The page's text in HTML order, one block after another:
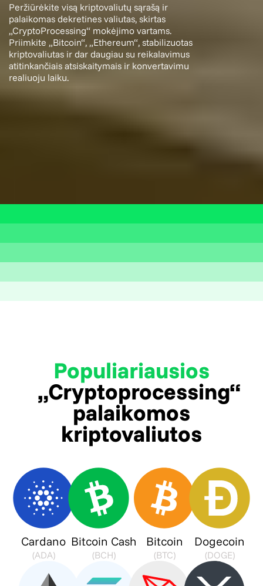
Peržiūrėkite visą kriptovaliutų sąrašą ir
palaikomas dekretines valiutas, skirtas
„CryptoProcessing“ mokėjimo vartams.
Priimkite „Bitcoin“, „Ethereum“, stabilizuotas
kriptovaliutas ir dar daugiau su reikalavimus
atitinkančiais atsiskaitymais ir konvertavimu
realiuoju laiku.
Populiariausios
„Cryptoprocessing“
palaikomos
kriptovaliutos
Cardano
(ADA)
Bitcoin Cash
(BCH)
Bitcoin
(BTC)
Dogecoin
(DOGE)